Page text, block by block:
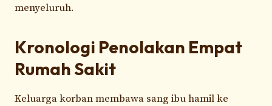
menyeluruh.
Kronologi Penolakan Empat
Rumah Sakit
Keluarga korban membawa sang ibu hamil ke